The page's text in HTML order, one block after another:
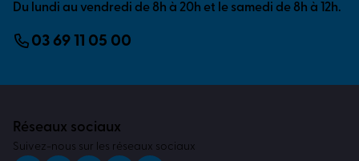
Du lundi au vendredi de 8h à 20h et le samedi de 8h à 12h.
03 69 11 05 00
Réseaux sociaux
Suivez-nous sur les réseaux sociaux